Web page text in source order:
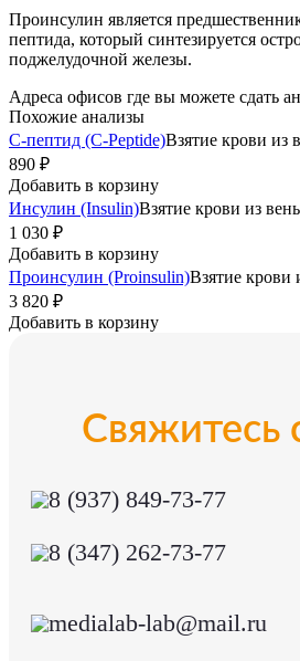
Проинсулин является
пептида, который синтезируется
поджелудочной железы.
Адреса офисов где вы можете сдать
Похожие анализы
С-пептид (C-Peptide)Взятие крови из
890 ₽
Добавить в корзину
Инсулин (Insulin)Взятие крови из
1 030 ₽
Добавить в корзину
Проинсулин (Proinsulin)Взятие крови
3 820 ₽
Добавить в корзину
Свяжитесь
8 (937) 849-73-77
8 (347) 262-73-77
medialab-lab@mail.ru